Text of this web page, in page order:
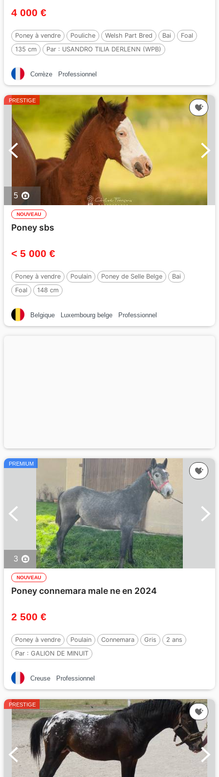
4 000 €
Poney à vendre Pouliche Welsh Part Bred Bai
Foal
135 cm
Par : USANDRO TILIA DERLENN (WPB)
Corrèze Professionnel
PRESTIGE
5
NOUVEAU
Poney sbs
< 5 000 €
Poney à vendre Poulain Poney de Selle Belge
Bai
Foal
148 cm
Belgique Luxembourg belge Professionnel
PREMIUM
3
NOUVEAU
Poney connemara male ne en 2024
2 500 €
Poney à vendre Poulain Connemara Gris
2 ans
Par : GALION DE MINUIT
Creuse Professionnel
PRESTIGE